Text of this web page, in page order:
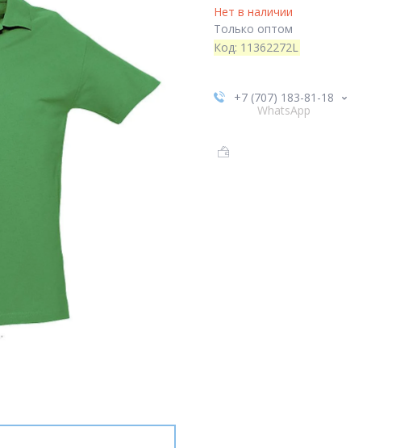
Нет в наличии
Только оптом
Код: 11362272L
+7 (707) 183-81-18
WhatsApp